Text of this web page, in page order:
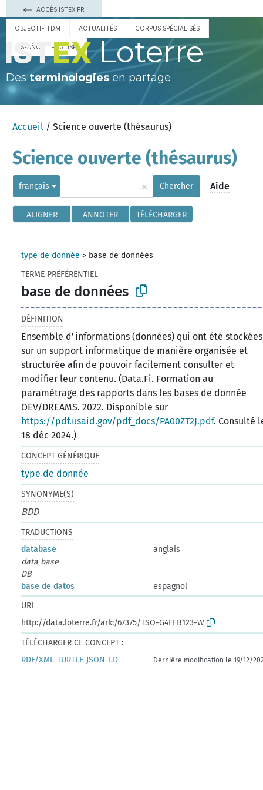
ACCÈS ISTEX.FR
OBJECTIF TDM ACTUALITÉS CORPUS SPÉCIALISÉS
ESPAÑOL ENGLISH Loterre
Des terminologies en partage
Accueil / Science ouverte (thésaurus)
Science ouverte (thésaurus)
français × Chercher Aide
ALIGNER ANNOTER TÉLÉCHARGER
type de donnée > base de données
TERME PRÉFÉRENTIEL
base de données
DÉFINITION
Ensemble d’informations (données) qui ont été stockées
sur un support informatique de manière organisée et
structurée afin de pouvoir facilement consulter et
modifier leur contenu. (Data.Fi. Formation au
paramétrage des rapports dans les bases de donnée
OEV/DREAMS. 2022. Disponible sur
https://pdf.usaid.gov/pdf_docs/PA00ZT2J.pdf. Consulté
18 déc 2024.)
CONCEPT GÉNÉRIQUE
type de donnée
SYNONYME(S)
BDD
TRADUCTIONS
database
anglais
data base
DB
base de datos
espagnol
URI
http://data.loterre.fr/ark:/67375/TSO-G4FFB123-W
TÉLÉCHARGER CE CONCEPT :
RDF/XML TURTLE JSON-LD Dernière modification le 19/12/